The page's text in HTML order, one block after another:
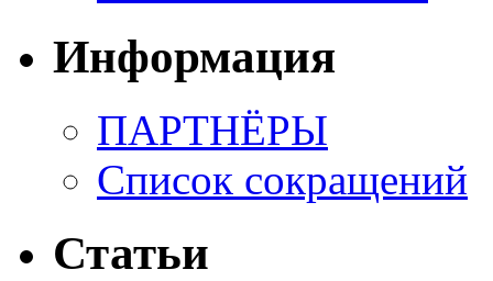
Информация
ПАРТНЁРЫ
Список сокращений
Статьи